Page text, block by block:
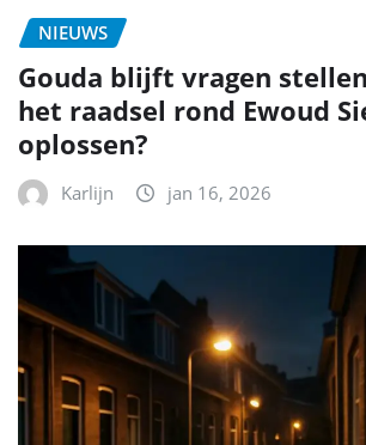
NIEUWS
Gouda blijft vragen
het raadsel rond Ewoud
oplossen?
Karlijn jan 16, 2026